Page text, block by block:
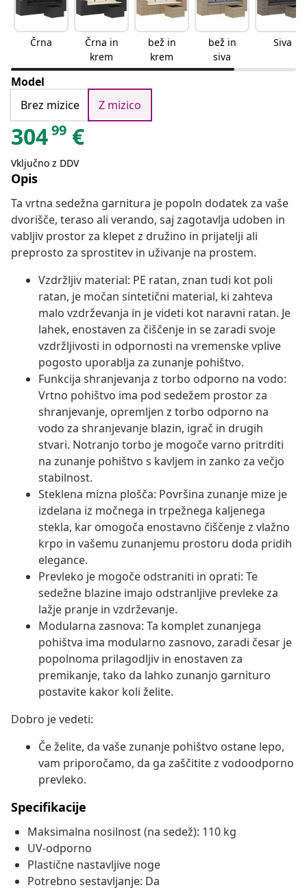
Črna
Črna in
krem
bež in
krem
bež in
siva
Siva
Model
Brez mizice
Z mizico
30499 €
Vključno z DDV
Opis
Ta vrtna sedežna garnitura je popoln dodatek za vaše
dvorišče, teraso ali verando, saj zagotavlja udoben in
vabljiv prostor za klepet z družino in prijatelji ali
preprosto za sprostitev in uživanje na prostem.
Vzdržljiv material: PE ratan, znan tudi kot poli
ratan, je močan sintetični material, ki zahteva
malo vzdrževanja in je videti kot naravni ratan. Je
lahek, enostaven za čiščenje in se zaradi svoje
vzdržljivosti in odpornosti na vremenske vplive
pogosto uporablja za zunanje pohištvo.
Funkcija shranjevanja z torbo odporno na vodo:
Vrtno pohištvo ima pod sedežem prostor za
shranjevanje, opremljen z torbo odporno na
vodo za shranjevanje blazin, igrač in drugih
stvari. Notranjo torbo je mogoče varno pritrditi
na zunanje pohištvo s kavljem in zanko za večjo
stabilnost.
Steklena mizna plošča: Površina zunanje mize je
izdelana iz močnega in trpežnega kaljenega
stekla, kar omogoča enostavno čiščenje z vlažno
krpo in vašemu zunanjemu prostoru doda pridih
elegance.
Prevleko je mogoče odstraniti in oprati: Te
sedežne blazine imajo odstranljive prevleke za
lažje pranje in vzdrževanje.
Modularna zasnova: Ta komplet zunanjega
pohištva ima modularno zasnovo, zaradi česar je
popolnoma prilagodljiv in enostaven za
premikanje, tako da lahko zunanjo garnituro
postavite kakor koli želite.
Dobro je vedeti:
Če želite, da vaše zunanje pohištvo ostane lepo,
vam priporočamo, da ga zaščitite z vodoodporno
prevleko.
Specifikacije
Maksimalna nosilnost (na sedež): 110 kg
UV-odporno
Plastične nastavljive noge
Potrebno sestavljanje: Da